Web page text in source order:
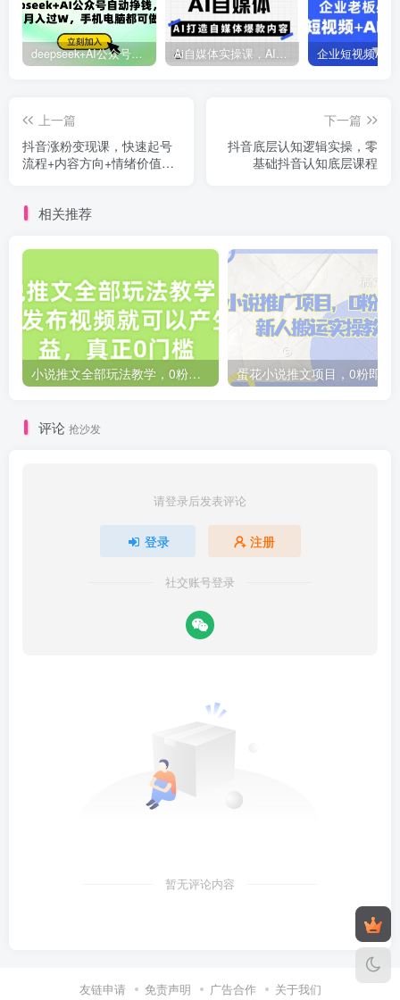
deepseek+AI公众号自动挣钱，轻松月入过W，手机电脑都可做 Ai自媒体实操课，AI打造自媒体爆款内容
上一篇
抖音涨粉变现课，快速起号
流程+内容方向+情绪价值构
下一篇
抖音底层认知逻辑实操，零
基础抖音认知底层课程
相关推荐
小说推文全部玩法教学，0粉丝发布视频就可以产生收益，真正0门槛
评论 抢沙发
请登录后发表评论
登录 注册
社交账号登录
暂无评论内容
友链申请 免责声明 广告合作 关于我们